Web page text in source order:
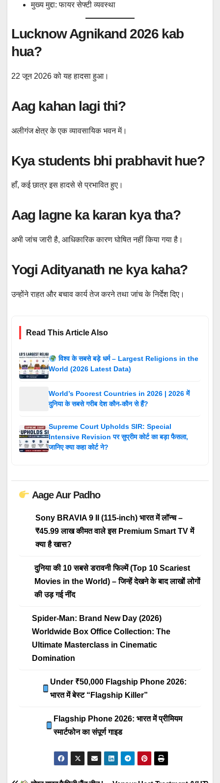
मुख्य मुद्दा: फायर सेफ्टी व्यवस्था
Lucknow Agnikand 2026 kab
hua?
22 जून 2026 को यह हादसा हुआ।
Aag kahan lagi thi?
अलीगंज क्षेत्र के एक व्यावसायिक भवन में।
Kya students bhi prabhavit hue?
हाँ, कई छात्र इस हादसे से प्रभावित हुए।
Aag lagne ka karan kya tha?
अभी जांच जारी है, आधिकारिक कारण घोषित नहीं किया गया है।
Yogi Adityanath ne kya kaha?
उन्होंने राहत और बचाव कार्य तेज करने तथा जांच के निर्देश दिए।
Read This Article Also
विश्व के सबसे बड़े धर्म – Largest Religions in the
World (2026 Latest Data)
World’s Poorest Countries in 2026 | 2026 में
दुनिया के सबसे गरीब देश कौन-कौन से हैं?
Supreme Court Upholds SIR: Special
Intensive Revision पर सुप्रीम कोर्ट का बड़ा फैसला,
जानिए क्या कहा कोर्ट ने?
Aage Aur Padho
Sony BRAVIA 9 II (115-inch) भारत में लॉन्च –
₹45.99 लाख कीमत वाले इस Premium Smart TV में
क्या है खास?
दुनिया की 10 सबसे डरावनी फिल्में (Top 10 Scariest
Movies in the World) – जिन्हें देखने के बाद लाखों लोगों
की उड़ गई नींद
Spider-Man: Brand New Day (2026)
Worldwide Box Office Collection: The
Ultimate Masterclass in Cinematic
Domination
Under ₹50,000 Flagship Phone 2026:
भारत में बेस्ट “Flagship Killer”
Flagship Phone 2026: भारत में प्रीमियम
स्मार्टफोन का संपूर्ण गाइड